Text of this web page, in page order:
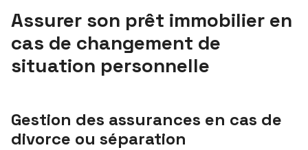
Assurer son prêt immobilier en
cas de changement de
situation personnelle
Gestion des assurances en cas de
divorce ou séparation